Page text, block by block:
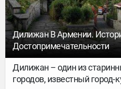
Дилижан В Армении.
Достопримечательности
Дилижан – один из
городов, известный город-